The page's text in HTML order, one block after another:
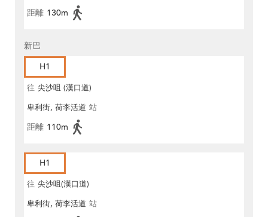
距離 130m
新巴
H1
往 尖沙咀 (漢口道)
卑利街, 荷李活道 站
距離 110m
H1
往 尖沙咀(漢口道)
卑利街, 荷李活道 站